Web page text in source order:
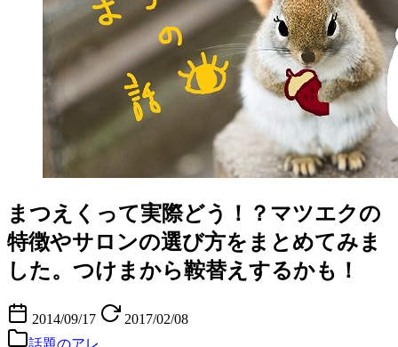
まつえくって実際どう！？マツエクの
特徴やサロンの選び方をまとめてみま
した。つけまから鞍替えするかも！
2014/09/17
2017/02/08
話題のアレ